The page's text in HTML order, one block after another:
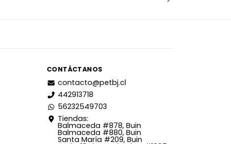
CONTÁCTANOS
contacto@petbj.cl
442913718
56232549703
Tiendas:
Balmaceda #878, Buin
Balmaceda #880, Buin
Santa María #209, Buin